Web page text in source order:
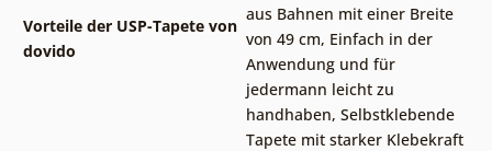
Vorteile der USP-Tapete von
dovido
aus Bahnen mit einer Breite
von 49 cm, Einfach in der
Anwendung und für
jedermann leicht zu
handhaben, Selbstklebende
Tapete mit starker Klebekraft